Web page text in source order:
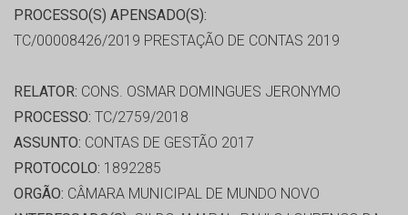
PROCESSO(S) APENSADO(S):
TC/00008426/2019 PRESTAÇÃO DE CONTAS 2019
RELATOR: CONS. OSMAR DOMINGUES JERONYMO
PROCESSO: TC/2759/2018
ASSUNTO: CONTAS DE GESTÃO 2017
PROTOCOLO: 1892285
ORGÃO: CÂMARA MUNICIPAL DE MUNDO NOVO